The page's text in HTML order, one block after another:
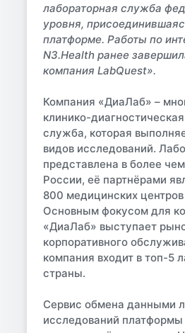
лабораторная служба
уровня,
платформе. Работы по
N3.Health ранее
компания LabQuest».
Компания «ДиаЛаб» –
клинико-
служба, которая
видов исследований.
представлена в более
России, её партнёрами
800 медицинских
Основным фокусом для
«ДиаЛаб» выступает
корпоративного
компания входит в топ-5
страны.
Сервис обмена данными
исследований